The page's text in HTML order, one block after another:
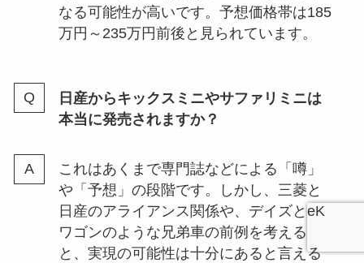
なる可能性が高いです。予想価格帯は185
万円～235万円前後と見られています。
日産からキックスミニやサファリミニは
本当に発売されますか？
これはあくまで専門誌などによる「噂」
や「予想」の段階です。しかし、三菱と
日産のアライアンス関係や、デイズとeK
ワゴンのような兄弟車の前例を考える
と、実現の可能性は十分にあると言える